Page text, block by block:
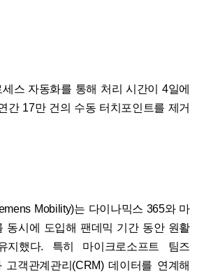
스 자동화를 통해 처리 시간이 4일에
간 17만 건의 수동 터치포인트를 제거
Mobility)는 다이나믹스 365와 마
동시에 도입해 팬데믹 기간 동안 원활
했다. 특히 마이크로소프트 팀즈
고객관계관리(CRM) 데이터를 연계해